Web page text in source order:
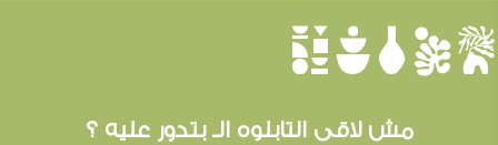
èûôçê
مش لاقى التابلوه الـ بتدور عليه ؟